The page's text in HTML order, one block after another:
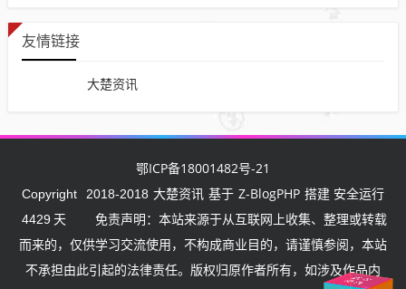
友情链接
大楚资讯
鄂ICP备18001482号-21
Copyright 2018-2018 大楚资讯 基于 Z-BlogPHP 搭建 安全运行
4429 天
免责声明：本站来源于从互联网上收集、整理或转载
而来的，仅供学习交流使用，不构成商业目的，请谨慎参阅，本站
不承担由此引起的法律责任。版权归原作者所有，如涉及作品内
武汉
挺住